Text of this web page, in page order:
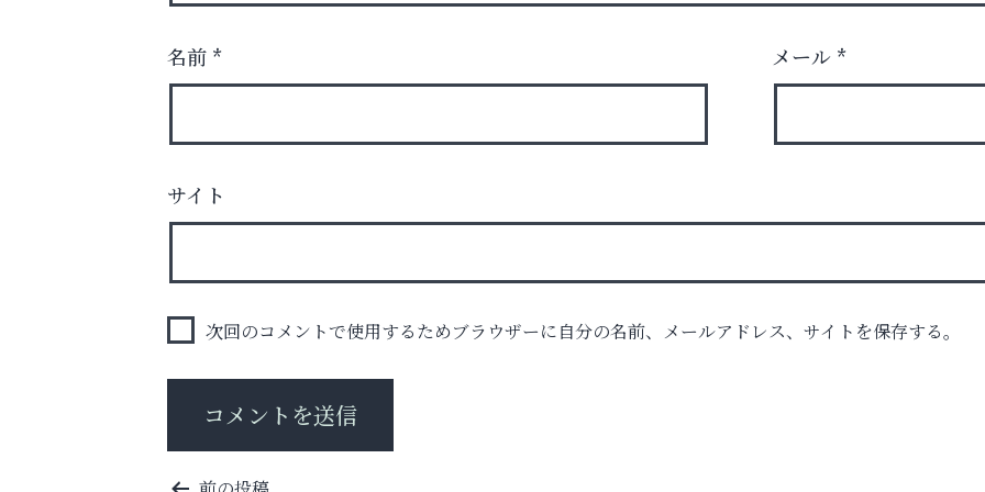
査定のプロが心を込めて出張査定
ご不要品の売却はトレファク出張買取へ
名前 * メール *
サイト
次回のコメントで使用するためブラウザーに自分の名前、メールアドレス、サイトを保存する。